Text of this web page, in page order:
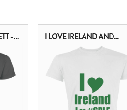
SPLF 23: SAMUEL BECKETT - JOKER I LOVE IRELAND AND...